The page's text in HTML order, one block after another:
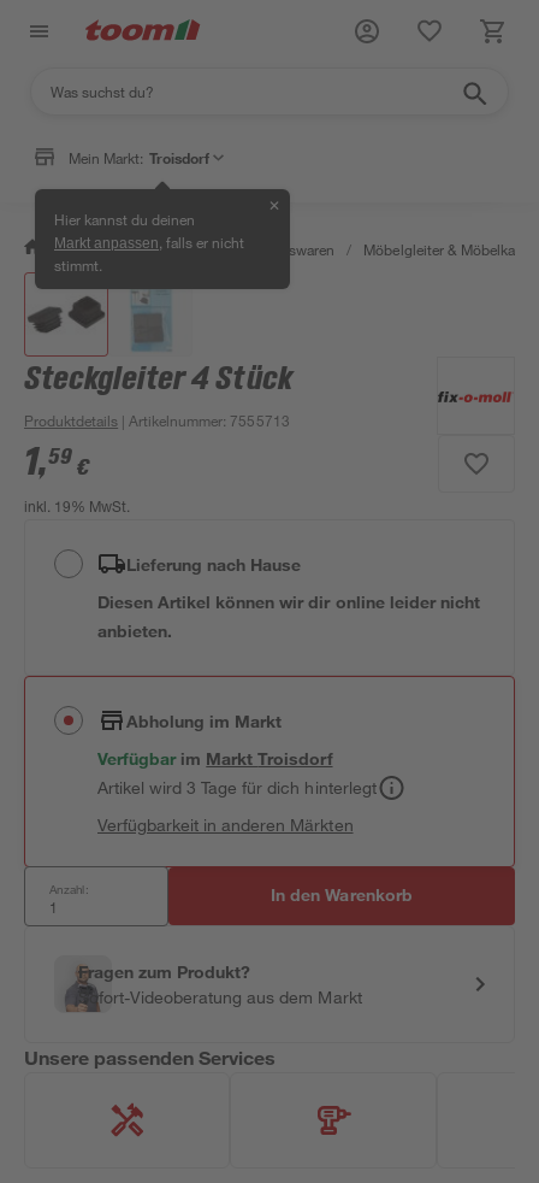
Mein Markt: Troisdorf
Hier kannst du deinen
Markt anpassen , falls er nicht
stimmt.
✕
/ Wohnen & Haushalt / Haushaltswaren / Möbelgleiter &
Steckgleiter 4 Stück
Produktdetails | Artikelnummer: 7555713
1,59 €
inkl. 19% MwSt.
Lieferung nach Hause
Diesen Artikel können wir dir online leider nicht
anbieten.
Abholung im Markt
Verfügbar im MarktTroisdorf
Artikel wird 3 Tage für dich hinterlegt
Verfügbarkeit in anderen Märkten
Anzahl: In den Warenkorb
Fragen zum Produkt?
Sofort-Videoberatung aus dem Markt
Unsere passenden Services